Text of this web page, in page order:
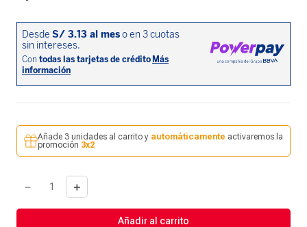
Añade 3 unidades al carrito y automáticamente activaremos la
promoción 3x2
＋
－
Añadir al carrito